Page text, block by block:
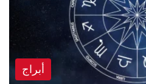
أبراج